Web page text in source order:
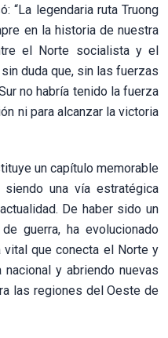
“La legendaria ruta Truong
en la historia de nuestra
el Norte socialista y el
duda que, sin las fuerzas
no habría tenido la fuerza
ni para alcanzar la victoria
un capítulo memorable
una vía estratégica
De haber sido un
guerra, ha evolucionado
vital que conecta el Norte y
y abriendo nuevas
las regiones del Oeste de